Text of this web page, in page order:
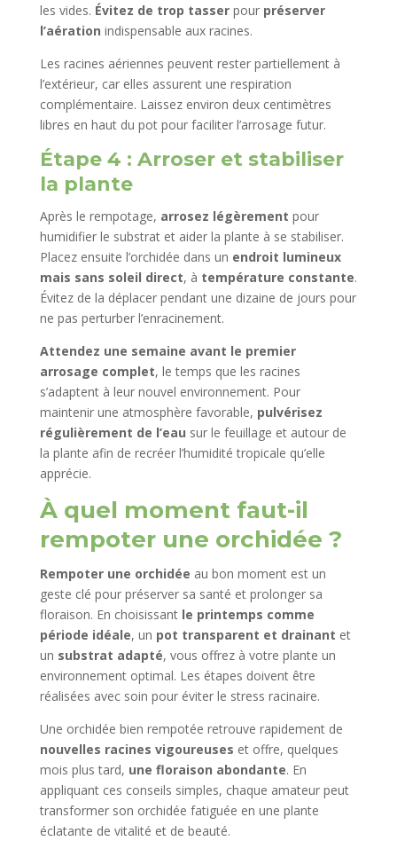
les vides. Évitez de trop tasserpour préserver
l’aération indispensable aux racines.
Les racines aériennes peuvent rester partiellement à
l’extérieur, car elles assurent une respiration
complémentaire. Laissez environ deux centimètres
libres en haut du pot pour faciliter l’arrosage futur.
Étape 4 : Arroser et stabiliser
la plante
Après le rempotage, arrosez légèrement pour
humidifier le substrat et aider la plante à se stabiliser.
Placez ensuite l’orchidée dans un endroit lumineux
mais sans soleil direct, à température constante.
Évitez de la déplacer pendant une dizaine de jours pour
ne pas perturber l’enracinement.
Attendez une semaine avant le premier
arrosage complet, le temps que les racines
s’adaptent à leur nouvel environnement. Pour
maintenir une atmosphère favorable, pulvérisez
régulièrement de l’eau sur le feuillage et autour de
la plante afin de recréer l’humidité tropicale qu’elle
apprécie.
À quel moment faut-il
rempoter une orchidée ?
Rempoter une orchidée au bon moment est un
geste clé pour préserver sa santé et prolonger sa
floraison. En choisissant le printemps comme
période idéale, un pot transparent et drainant et
un substrat adapté, vous offrez à votre plante un
environnement optimal. Les étapes doivent être
réalisées avec soin pour éviter le stress racinaire.
Une orchidée bien rempotée retrouve rapidement de
nouvelles racines vigoureuses et offre, quelques
mois plus tard, une floraison abondante. En
appliquant ces conseils simples, chaque amateur peut
transformer son orchidée fatiguée en une plante
éclatante de vitalité et de beauté.